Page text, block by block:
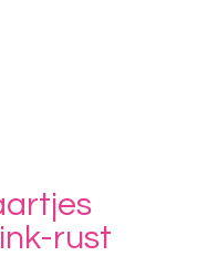
rust